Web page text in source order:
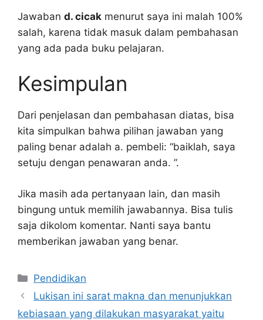
Jawaban d. cicak menurut saya ini malah 100%
salah, karena tidak masuk dalam pembahasan
yang ada pada buku pelajaran.
Kesimpulan
Dari penjelasan dan pembahasan diatas, bisa
kita simpulkan bahwa pilihan jawaban yang
paling benar adalah a. pembeli: “baiklah, saya
setuju dengan penawaran anda. ”.
Jika masih ada pertanyaan lain, dan masih
bingung untuk memilih jawabannya. Bisa tulis
saja dikolom komentar. Nanti saya bantu
memberikan jawaban yang benar.
Kategori
Pendidikan
Lukisan ini sarat makna dan menunjukkan
kebiasaan yang dilakukan masyarakat yaitu